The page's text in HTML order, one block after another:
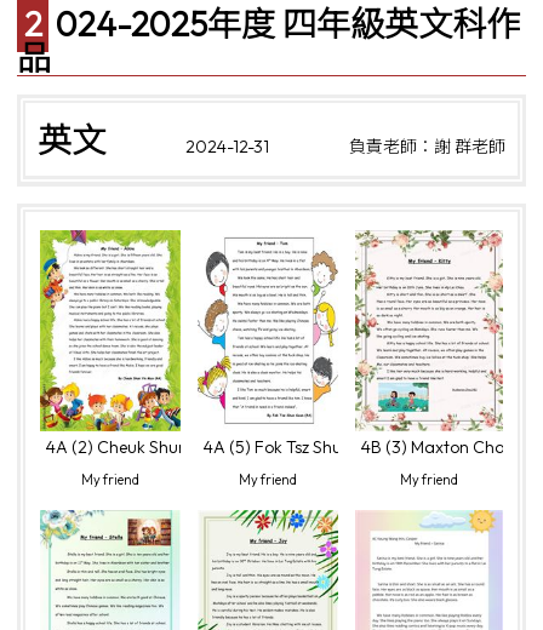
2024-2025年度 四年級英文科作
品
英文
2024-12-31 負責老師：謝 群老師
4A (2) Cheuk Shun Yin Max
My friend
4A (5) Fok Tsz Shun Sean
My friend
4B (3) Maxton Chau
My friend